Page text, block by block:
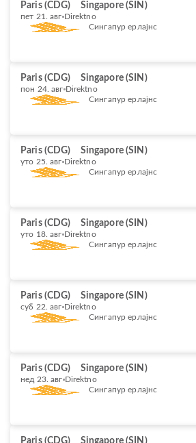
Paris (CDG) Singapore (SIN)
пет 21. авг Direktno
Сингапур ерлајнс
Paris (CDG) Singapore (SIN)
пон 24. авг Direktno
Сингапур ерлајнс
Paris (CDG) Singapore (SIN)
уто 25. авг Direktno
Сингапур ерлајнс
Paris (CDG) Singapore (SIN)
уто 18. авг Direktno
Сингапур ерлајнс
Paris (CDG) Singapore (SIN)
суб 22. авг Direktno
Сингапур ерлајнс
Paris (CDG) Singapore (SIN)
нед 23. авг Direktno
Сингапур ерлајнс
Paris (CDG) Singapore (SIN)